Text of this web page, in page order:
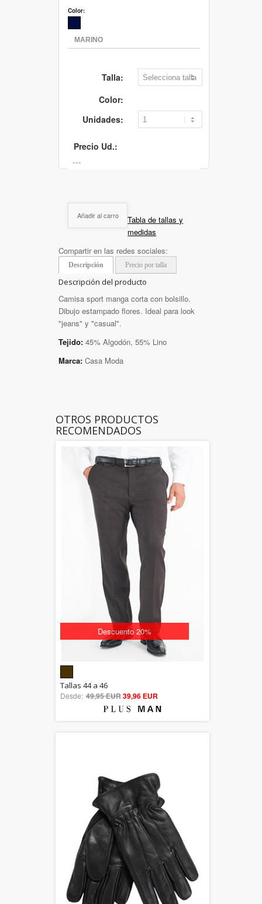
Color:
Talla:
Color:
Unidades:
Precio Ud.:
Añadir al carro
Tabla de tallas y
medidas
Compartir en las redes sociales:
Descripción Precio por talla
Descripción del producto
Camisa sport manga corta con bolsillo.
Dibujo estampado flores. Ideal para look
"jeans" y "casual".
Tejido: 45% Algodón, 55% Lino
Marca: Casa Moda
OTROS PRODUCTOS
RECOMENDADOS
Descuento 20%
out of 5
Tallas 44 a 46
Desde: 49,95 EUR39,96 EUR